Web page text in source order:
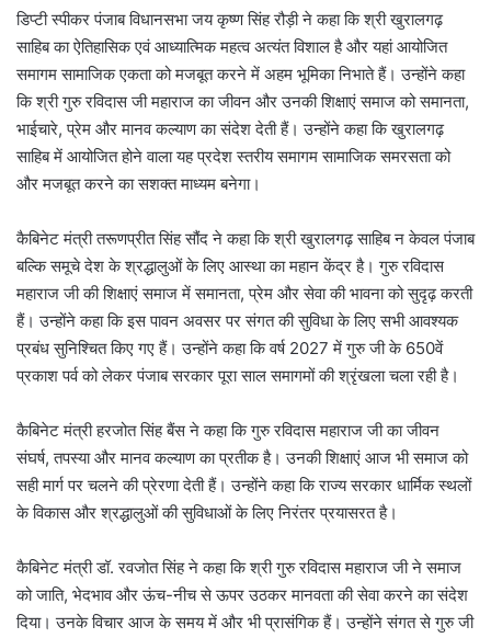
डिप्टी स्पीकर पंजाब विधानसभा जय कृष्ण सिंह रौड़ी ने कहा कि श्री खुरालगढ़
साहिब का ऐतिहासिक एवं आध्यात्मिक महत्व अत्यंत विशाल है और यहां आयोजित
समागम सामाजिक एकता को मजबूत करने में अहम भूमिका निभाते हैं। उन्होंने कहा
कि श्री गुरु रविदास जी महाराज का जीवन और उनकी शिक्षाएं समाज को समानता,
भाईचारे, प्रेम और मानव कल्याण का संदेश देती हैं। उन्होंने कहा कि खुरालगढ़
साहिब में आयोजित होने वाला यह प्रदेश स्तरीय समागम सामाजिक समरसता को
और मजबूत करने का सशक्त माध्यम बनेगा।
कैबिनेट मंत्री तरूणप्रीत सिंह सौंद ने कहा कि श्री खुरालगढ़ साहिब न केवल पंजाब
बल्कि समूचे देश के श्रद्धालुओं के लिए आस्था का महान केंद्र है। गुरु रविदास
महाराज जी की शिक्षाएं समाज में समानता, प्रेम और सेवा की भावना को सुदृढ़ करती
हैं। उन्होंने कहा कि इस पावन अवसर पर संगत की सुविधा के लिए सभी आवश्यक
प्रबंध सुनिश्चित किए गए हैं। उन्होंने कहा कि वर्ष 2027 में गुरु जी के 650वें
प्रकाश पर्व को लेकर पंजाब सरकार पूरा साल समागमों की श्रृंखला चला रही है।
कैबिनेट मंत्री हरजोत सिंह बैंस ने कहा कि गुरु रविदास महाराज जी का जीवन
संघर्ष, तपस्या और मानव कल्याण का प्रतीक है। उनकी शिक्षाएं आज भी समाज को
सही मार्ग पर चलने की प्रेरणा देती हैं। उन्होंने कहा कि राज्य सरकार धार्मिक स्थलों
के विकास और श्रद्धालुओं की सुविधाओं के लिए निरंतर प्रयासरत है।
कैबिनेट मंत्री डॉ. रवजोत सिंह ने कहा कि श्री गुरु रविदास महाराज जी ने समाज
को जाति, भेदभाव और ऊंच-नीच से ऊपर उठकर मानवता की सेवा करने का संदेश
दिया। उनके विचार आज के समय में और भी प्रासंगिक हैं। उन्होंने संगत से गुरु जी